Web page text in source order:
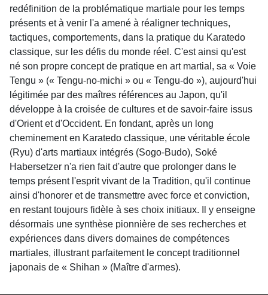
redéfinition de la problématique martiale pour les temps
présents et à venir l'a amené à réaligner techniques,
tactiques, comportements, dans la pratique du Karatedo
classique, sur les défis du monde réel. C'est ainsi qu'est
né son propre concept de pratique en art martial, sa « Voie
Tengu » (« Tengu-no-michi » ou « Tengu-do »), aujourd'hui
légitimée par des maîtres références au Japon, qu'il
développe à la croisée de cultures et de savoir-faire issus
d'Orient et d'Occident. En fondant, après un long
cheminement en Karatedo classique, une véritable école
(Ryu) d'arts martiaux intégrés (Sogo-Budo), Soké
Habersetzer n'a rien fait d'autre que prolonger dans le
temps présent l'esprit vivant de la Tradition, qu'il continue
ainsi d'honorer et de transmettre avec force et conviction,
en restant toujours fidèle à ses choix initiaux. Il y enseigne
désormais une synthèse pionnière de ses recherches et
expériences dans divers domaines de compétences
martiales, illustrant parfaitement le concept traditionnel
japonais de « Shihan » (Maître d'armes).